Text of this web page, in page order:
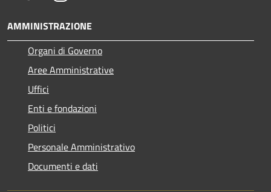
AMMINISTRAZIONE
Organi di Governo
Aree Amministrative
Uffici
Enti e fondazioni
Politici
Personale Amministrativo
Documenti e dati